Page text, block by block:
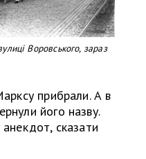
Воровського, зараз
прибрали. А в
його назву.
сказати